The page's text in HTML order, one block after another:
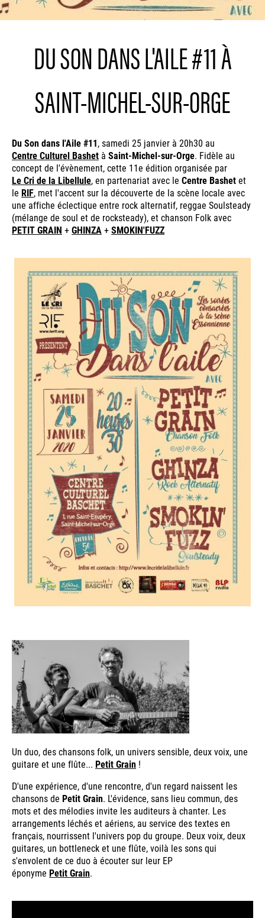
DU SON DANS L'AILE #11 À
SAINT-MICHEL-SUR-ORGE
Du Son dans l'Aile #11, samedi 25 janvier à 20h30 au
Centre Culturel Bashet à Saint-Michel-sur-Orge. Fidèle au
concept de l'évènement, cette 11e édition organisée par
Le Cri de la Libellule, en partenariat avec le Centre Bashetet
le RIF, met l'accent sur la découverte de la scène locale avec
une affiche éclectique entre rock alternatif, reggae Soulsteady
(mélange de soul et de rocksteady), et chanson Folk avec
PETIT GRAIN +GHINZA+SMOKIN'FUZZ
Un duo, des chansons folk, un univers sensible, deux voix, une
guitare et une flûte... Petit Grain !
D'une expérience, d'une rencontre, d'un regard naissent les
chansons de Petit Grain. L'évidence, sans lieu commun, des
mots et des mélodies invite les auditeurs à chanter. Les
arrangements léchés et aériens, au service des textes en
français, nourrissent l'univers pop du groupe. Deux voix, deux
guitares, un bottleneck et une flûte, voilà les sons qui
s'envolent de ce duo à écouter sur leur EP
éponyme Petit Grain.